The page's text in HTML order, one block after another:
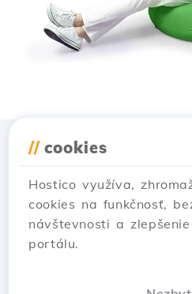
// cookies
Hostico využíva,
cookies na funkčnosť,
návštevnosti a
portálu.
Stiahnuť